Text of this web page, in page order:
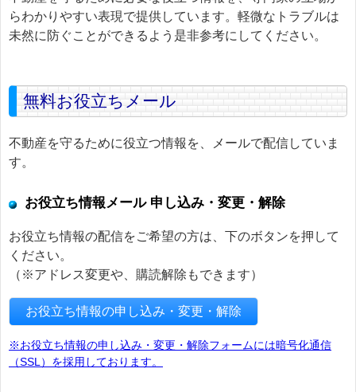
らわかりやすい表現で提供しています。軽微なトラブルは
未然に防ぐことができるよう是非参考にしてください。
無料お役立ちメール
不動産を守るために役立つ情報を、メールで配信していま
す。
お役立ち情報メール 申し込み・変更・解除
お役立ち情報の配信をご希望の方は、下のボタンを押して
ください。
（※アドレス変更や、購読解除もできます）
お役立ち情報の申し込み・変更・解除
※お役立ち情報の申し込み・変更・解除フォームには暗号化通信
（SSL）を採用しております。